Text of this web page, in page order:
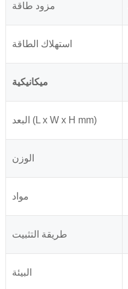
مزود طاقة
استهلاك الطاقة
ميكانيكية
البعد (L x W x H mm)
الوزن
مواد
طريقة التثبيت
البيئة